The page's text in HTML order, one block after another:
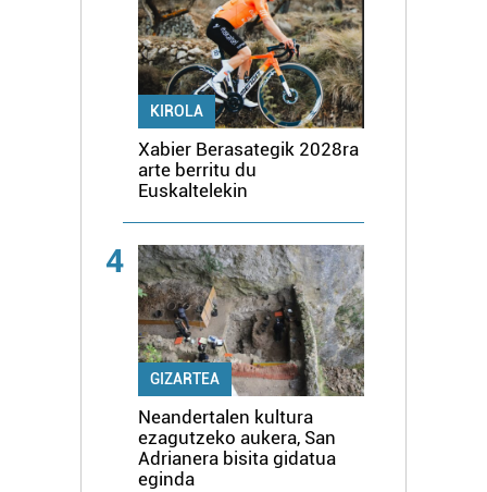
KIROLA
Xabier Berasategik 2028ra
arte berritu du
Euskaltelekin
4
GIZARTEA
Neandertalen kultura
ezagutzeko aukera, San
Adrianera bisita gidatua
eginda